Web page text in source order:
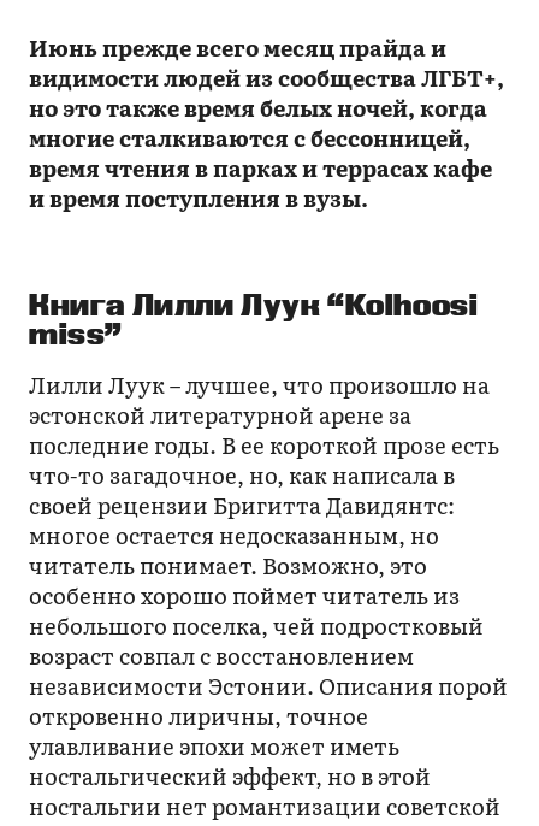
Июнь прежде всего месяц прайда и
видимости людей из сообщества ЛГБТ+,
но это также время белых ночей, когда
многие сталкиваются с бессонницей,
время чтения в парках и террасах кафе
и время поступления в вузы.
Книга Лилли Луук “Kolhoosi
miss”
Лилли Луук – лучшее, что произошло на
эстонской литературной арене за
последние годы. В ее короткой прозе есть
что-то загадочное, но, как написала в
своей рецензии Бригитта Давидянтс:
многое остается недосказанным, но
читатель понимает. Возможно, это
особенно хорошо поймет читатель из
небольшого поселка, чей подростковый
возраст совпал с восстановлением
независимости Эстонии. Описания порой
откровенно лиричны, точное
улавливание эпохи может иметь
ностальгический эффект, но в этой
ностальгии нет романтизации советской